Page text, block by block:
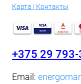
Карта | Контакты
+375 29
Email: